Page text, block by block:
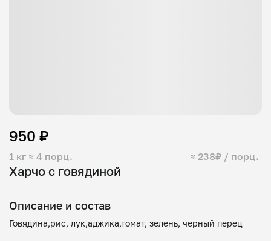
Харчо с говядиной
1 кг ≈ 4 порц. ≈ 238₽ / порц.
950 ₽
Описание и состав